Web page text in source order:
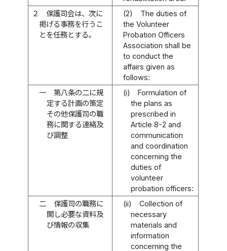
２
保護司会は、次に
掲げる事務を行うこ
とを任務とする。
(2)
The duties of
the Volunteer
Probation Officers
Association shall be
to conduct the
affairs given as
follows:
一
第八条の二に規
定する計画の策定
その他保護司の職
務に関する連絡及
び調整
(i)
Formulation of
the plans as
prescribed in
Article 8-2 and
communication
and coordination
concerning the
duties of
volunteer
probation officers:
二
保護司の職務に
関し必要な資料及
び情報の収集
(ii)
Collection of
necessary
materials and
information
concerning the